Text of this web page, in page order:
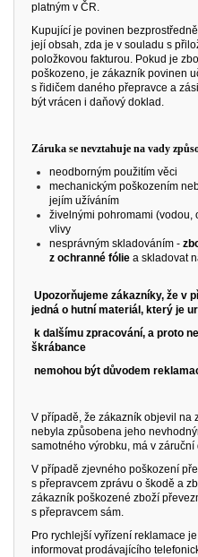
platným v ČR.
Kupující je povinen
její obsah, zda je v souladu s
položkovou fakturou. Pokud je
poškozeno, je zákazník povinen
s řidičem daného přepravce a
být vrácen i daňový doklad.
Záruka se nevztahuje na vady
neodborným použitím věci
mechanickým poškozením
jejím užíváním
živelnými pohromami (vodou,
vlivy
nesprávným skladováním -
z ochranné fólie a skladovat
Upozorňujeme zákazníky, že v
jedná o hutní materiál, který je
k dalšímu zpracování, a proto
škrábance
nemohou být důvodem
V případě, že zákazník objevil na
nebyla způsobena jeho
samotného výrobku, má v
V případě zjevného poškození
s přepravcem zprávu o škodě a
zákazník poškozené zboží
s přepravcem sám.
Pro rychlejší vyřízení reklamace
informovat prodávajícího